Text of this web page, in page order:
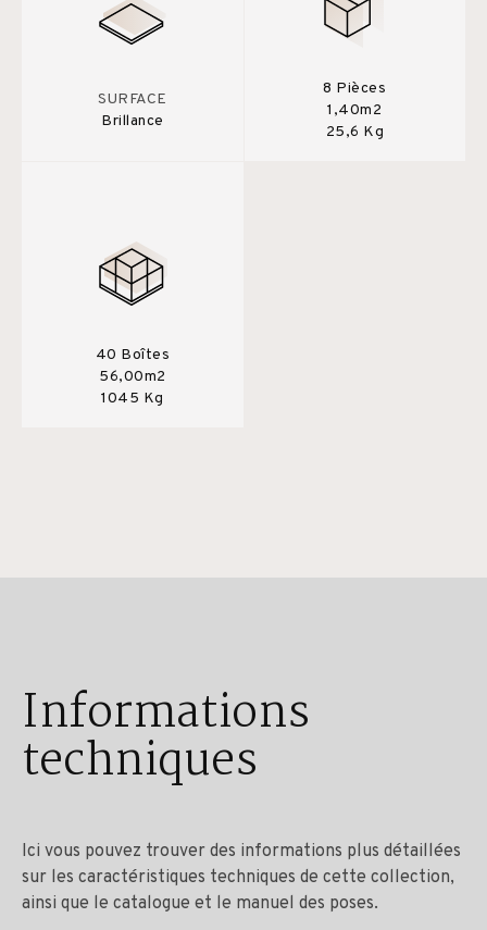
SURFACE
Brillance
8 Pièces
1,40m2
25,6 Kg
40 Boîtes
56,00m2
1045 Kg
Informations
techniques
Ici vous pouvez trouver des informations plus détaillées
sur les caractéristiques techniques de cette collection,
ainsi que le catalogue et le manuel des poses.